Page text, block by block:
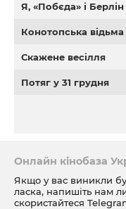
Я, «Побєда» і Берлін
Конотопська відьма
Скажене весілля
Потяг у 31 грудня
Онлайн кінобаза
Якщо у вас виникли
ласка, напишіть нам
скористайтеся